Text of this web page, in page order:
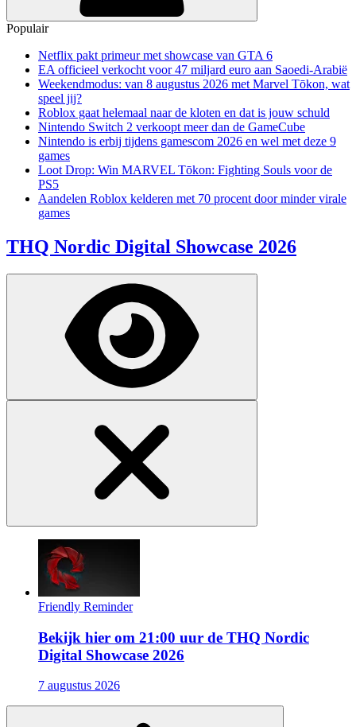
Populair
Netflix pakt primeur met showcase van GTA 6
EA officieel verkocht voor 47 miljard euro aan Saoedi-Arabië
Weekendmodus: van 8 augustus 2026 met Marvel Tōkon, wat
speel jij?
Roblox gaat helemaal naar de kloten en dat is jouw schuld
Nintendo Switch 2 verkoopt meer dan de GameCube
Nintendo is erbij tijdens gamescom 2026 en wel met deze 9
games
Loot Drop: Win MARVEL Tōkon: Fighting Souls voor de
PS5
Aandelen Roblox kelderen met 70 procent door minder virale
games
THQ Nordic Digital Showcase 2026
Friendly Reminder
Bekijk hier om 21:00 uur de THQ Nordic
Digital Showcase 2026
7 augustus 2026